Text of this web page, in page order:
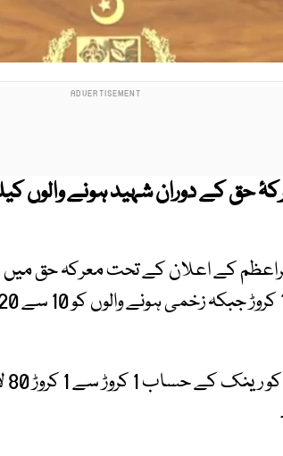
حق کے دوران شہید ہونے والوں
کے اعلان کے تحت معرکہ حق میں